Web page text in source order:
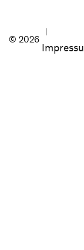
© 2026